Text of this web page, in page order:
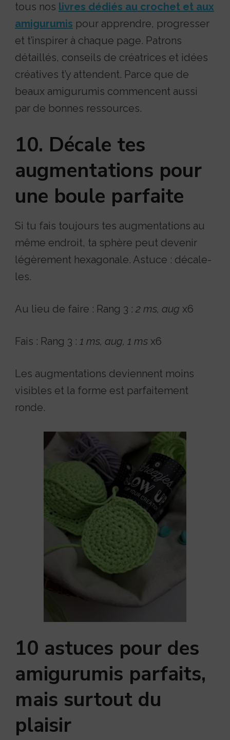
tous nos livres dédiés au crochet et aux
amigurumis pour apprendre, progresser
et t’inspirer à chaque page. Patrons
détaillés, conseils de créatrices et idées
créatives t’y attendent. Parce que de
beaux amigurumis commencent aussi
par de bonnes ressources.
10. Décale tes
augmentations pour
une boule parfaite
Si tu fais toujours tes augmentations au
même endroit, ta sphère peut devenir
légèrement hexagonale. Astuce : décale-
les.
Au lieu de faire : Rang 3 : 2 ms, aug x6
Fais : Rang 3 : 1 ms, aug, 1 ms x6
Les augmentations deviennent moins
visibles et la forme est parfaitement
ronde.
10 astuces pour des
amigurumis parfaits,
mais surtout du
plaisir